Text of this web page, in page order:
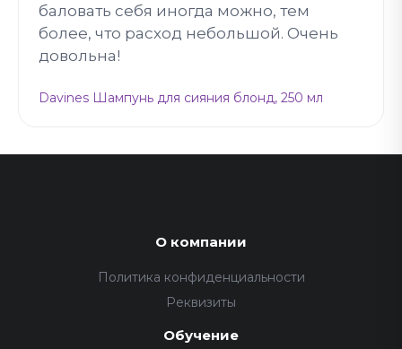
баловать себя иногда можно, тем
более, что расход небольшой. Очень
довольна!
Davines Шампунь для сияния блонд, 250 мл
О компании
Политика конфиденциальности
Реквизиты
Обучение